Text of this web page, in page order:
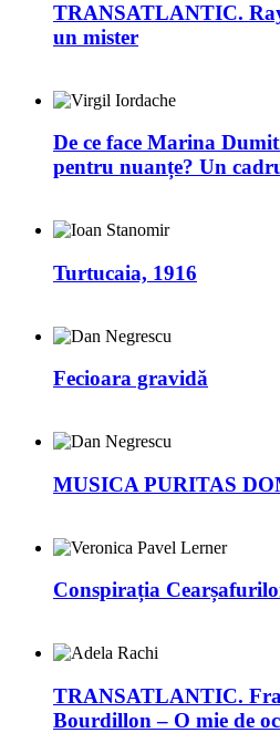
TRANSATLANTIC.
un mister
De ce face Marina
pentru nuanțe? Un
Turtucaia, 1916
Fecioara gravidă
MUSICA PURITAS
Conspirația
TRANSATLANTIC.
Bourdillon – O mie de